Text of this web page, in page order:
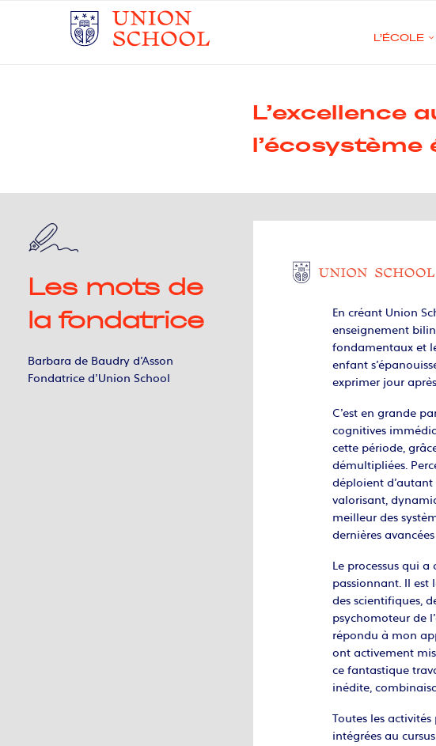
L’ÉCOLE
L’excellence
l’écosystème
Les mots de
la fondatrice
Barbara de Baudry d’Asson
Fondatrice d’Union School
En créant Union
enseignement
fondamentaux et
enfant
exprimer jour
C’est en grande
cognitives
cette période,
démultipliées.
déploient d’autant
valorisant,
meilleur des
dernières
Le processus qui
passionnant. Il est
des scientifiques,
psychomoteur de
répondu à mon
ont activement
ce fantastique
inédite,
Toutes les
intégrées au